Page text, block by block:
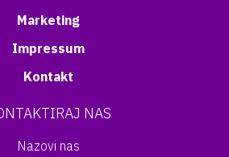
Marketing
Impressum
Kontakt
NAS
Nazovi nas